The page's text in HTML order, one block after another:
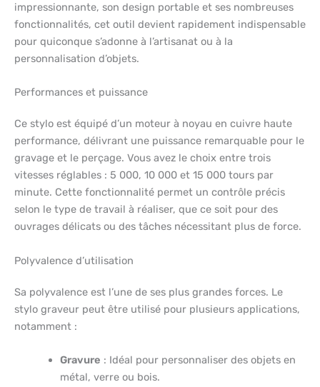
impressionnante, son design portable et ses nombreuses
fonctionnalités, cet outil devient rapidement indispensable
pour quiconque s’adonne à l’artisanat ou à la
personnalisation d’objets.
Performances et puissance
Ce stylo est équipé d’un moteur à noyau en cuivre haute
performance, délivrant une puissance remarquable pour le
gravage et le perçage. Vous avez le choix entre trois
vitesses réglables : 5 000, 10 000 et 15 000 tours par
minute. Cette fonctionnalité permet un contrôle précis
selon le type de travail à réaliser, que ce soit pour des
ouvrages délicats ou des tâches nécessitant plus de force.
Polyvalence d’utilisation
Sa polyvalence est l’une de ses plus grandes forces. Le
stylo graveur peut être utilisé pour plusieurs applications,
notamment :
Gravure : Idéal pour personnaliser des objets en
métal, verre ou bois.